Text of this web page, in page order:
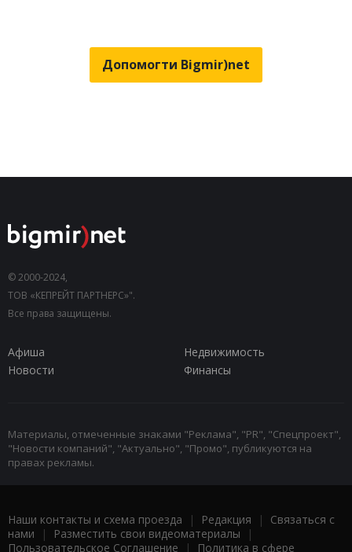
Допомогти Bigmir)net
© 2000-2024,
ТОВ «КЕПРЕЙТ ПАРТНЕРС»".
Все права защищены.
Афиша
Недвижимость
Новости
Финансы
Материалы, отмеченные знаками "Реклама", "PR", "Спецпроект",
"Новости компаний", "Актуально", "Промо", публикуются на
правах рекламы.
Наши контакты и схема проезда | Редакция | Связаться с
нами | Разместить свои видеоматериалы |
Пользовательское Соглашение | Политика в сфере